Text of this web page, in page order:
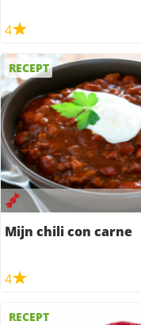
4
RECEPT
Mijn chili con carne
4
RECEPT